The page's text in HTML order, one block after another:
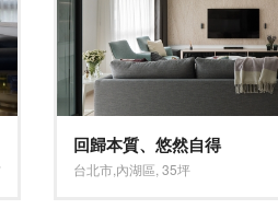
濤濤海鮮蒸氣鍋
新北市 新莊區 85坪